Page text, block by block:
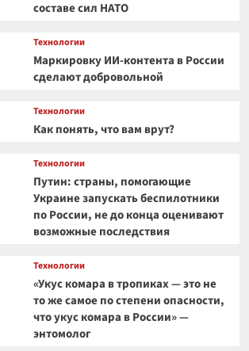
составе сил НАТО
Технологии
Маркировку ИИ-контента в России
сделают добровольной
Технологии
Как понять, что вам врут?
Технологии
Путин: страны, помогающие
Украине запускать беспилотники
по России, не до конца оценивают
возможные последствия
Технологии
«Укус комара в тропиках — это не
то же самое по степени опасности,
что укус комара в России» —
энтомолог